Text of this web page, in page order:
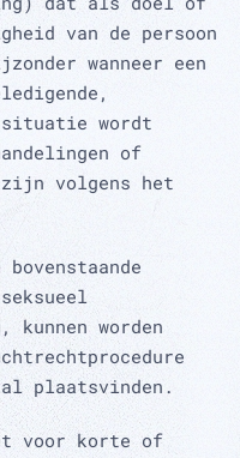
van de persoon
wanneer een
situatie wordt
of
volgens het
kunnen worden
plaatsvinden.
voor korte of